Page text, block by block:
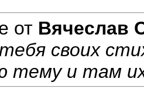
от Вячеслав
своих
тему и там